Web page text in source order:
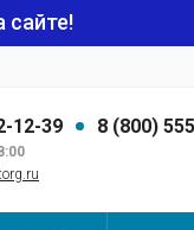
сайте!
12-39 8 (800)